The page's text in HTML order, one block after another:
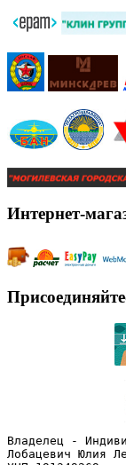
Интернет-
Владелец -
Лобацевич Юлия